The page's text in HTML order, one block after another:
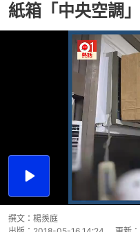
紙箱「中央空調」
播
撰文： 楊羨庭